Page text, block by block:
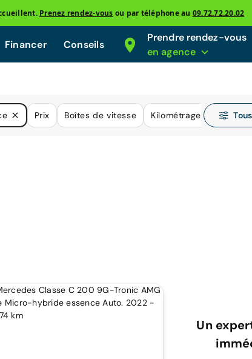
Prenez rendez-vous ou par téléphone au 09.72.72.20.02
Financer Conseils
Prendre rendez-vous
en agence
Prix Boîtes de vitesse Kilométrage
Un